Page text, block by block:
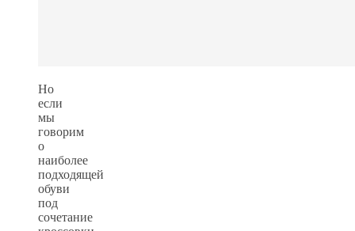
Но
если
мы
говорим
о
наиболее
подходящей
обуви
под
сочетание